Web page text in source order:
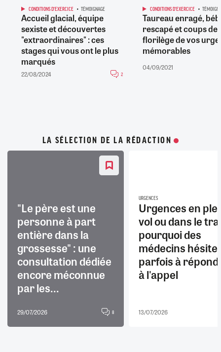
CONDITIONS D'EXERCICE TÉMOIGNAGE
Accueil glacial, équipe
sexiste et découvertes
"extraordinaires" : ces
stages qui vous ont le plus
marqués
22/08/2024 2
CONDITIONS D'EXERCICE
Taureau enragé,
rescapé et coups de
florilège de vos
mémorables
04/09/2021
LA SÉLECTION DE LA RÉDACTION
"Le père est une
personne à part
entière dans la
grossesse" : une
consultation dédiée
encore méconnue
par les...
29/07/2026 8
URGENCES
Urgences en
vol ou dans le
pourquoi des
médecins
parfois à
à l'appel
13/07/2026